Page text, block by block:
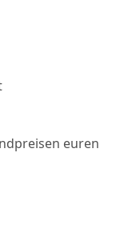
euren